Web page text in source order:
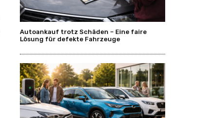
Autoankauf trotz Schäden – Eine faire
Lösung für defekte Fahrzeuge